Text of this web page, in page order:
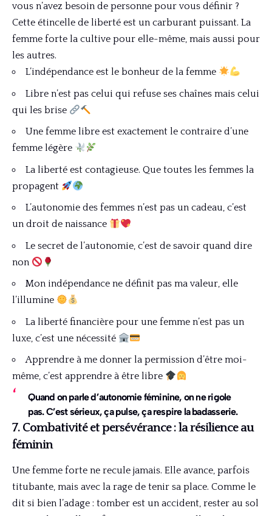
vous n’avez besoin de personne pour vous définir ?
Cette étincelle de liberté est un carburant puissant. La
femme forte la cultive pour elle-même, mais aussi pour
les autres.
L’indépendance est le bonheur de la femme
Libre n’est pas celui qui refuse ses chaînes mais celui
qui les brise
Une femme libre est exactement le contraire d’une
femme légère
La liberté est contagieuse. Que toutes les femmes la
propagent
L’autonomie des femmes n’est pas un cadeau, c’est
un droit de naissance
Le secret de l’autonomie, c’est de savoir quand dire
non
Mon indépendance ne définit pas ma valeur, elle
l’illumine
La liberté financière pour une femme n’est pas un
luxe, c’est une nécessité
Apprendre à me donner la permission d’être moi-
même, c’est apprendre à être libre
Quand on parle d’autonomie féminine, on ne rigole
pas. C’est sérieux, ça pulse, ça respire la badasserie.
7. Combativité et persévérance : la résilience au
féminin
Une femme forte ne recule jamais. Elle avance, parfois
titubante, mais avec la rage de tenir sa place. Comme le
dit si bien l’adage : tomber est un accident, rester au sol